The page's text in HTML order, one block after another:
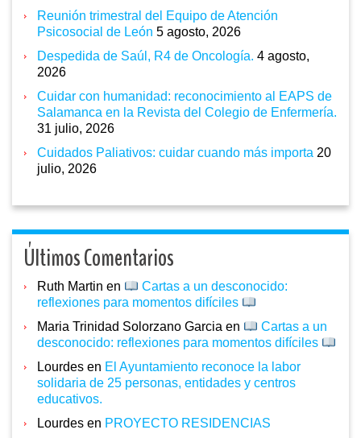
Reunión trimestral del Equipo de Atención
Psicosocial de León 5 agosto, 2026
Despedida de Saúl, R4 de Oncología. 4 agosto,
2026
Cuidar con humanidad: reconocimiento al EAPS de
Salamanca en la Revista del Colegio de Enfermería.
31 julio, 2026
Cuidados Paliativos: cuidar cuando más importa 20
julio, 2026
Últimos Comentarios
Ruth Martin en
Cartas a un desconocido:
reflexiones para momentos difíciles
Maria Trinidad Solorzano Garcia en
Cartas a un
desconocido: reflexiones para momentos difíciles
Lourdes en El Ayuntamiento reconoce la labor
solidaria de 25 personas, entidades y centros
educativos.
Lourdes en PROYECTO RESIDENCIAS